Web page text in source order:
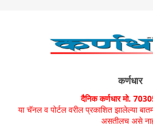
कर्णधार
दैनिक कर्णधार मो.
या चॅनल व पोर्टल वरील प्रकाशित झालेल्या
असतीलच असे